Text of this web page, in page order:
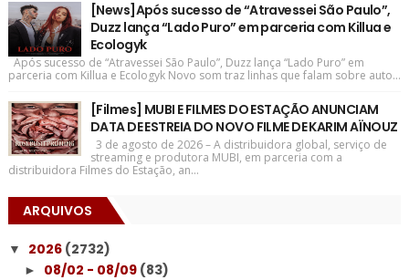
[News]Após sucesso de “Atravessei São Paulo”,
Duzz lança “Lado Puro” em parceria com Killua e
Ecologyk
Após sucesso de “Atravessei São Paulo”, Duzz lança “Lado Puro” em
parceria com Killua e Ecologyk Novo som traz linhas que falam sobre auto...
[Filmes] MUBI E FILMES DO ESTAÇÃO ANUNCIAM
DATA DE ESTREIA DO NOVO FILME DE KARIM AÏNOUZ
3 de agosto de 2026 – A distribuidora global, serviço de
streaming e produtora MUBI, em parceria com a
distribuidora Filmes do Estação, an...
ARQUIVOS
▼ 2026 (2732)
► 08/02 - 08/09 (83)